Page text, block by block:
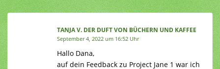
TANJA V. DER DUFT VON BÜCHERN UND KAFFEE
September 4, 2022 um 16:52 Uhr
Hallo Dana,
auf dein Feedback zu Project Jane 1 war ich